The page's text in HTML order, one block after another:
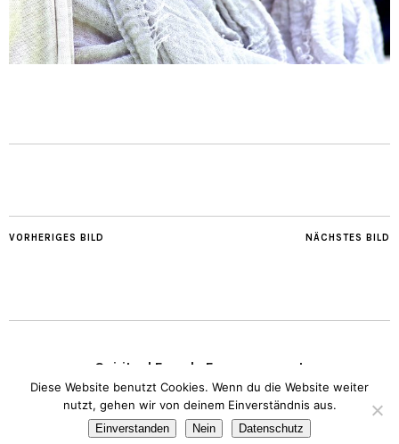
NÄCHSTES BILD
VORHERIGES BILD
Spiritual Female Empowerment
Copyright © 2020 Transparent Heart.
Diese Website benutzt Cookies. Wenn du die Website weiter
nutzt, gehen wir von deinem Einverständnis aus.
Einverstanden Nein Datenschutz